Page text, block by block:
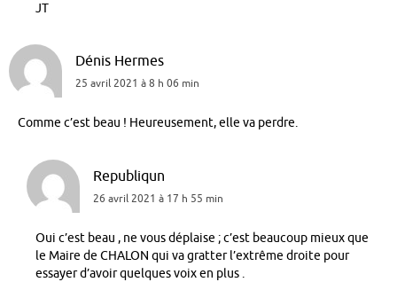
JT
Dénis Hermes
25 avril 2021 à 8 h 06 min
Comme c’est beau ! Heureusement, elle va perdre.
Republiqun
26 avril 2021 à 17 h 55 min
Oui c’est beau , ne vous déplaise ; c’est beaucoup mieux que
le Maire de CHALON qui va gratter l’extrême droite pour
essayer d’avoir quelques voix en plus .